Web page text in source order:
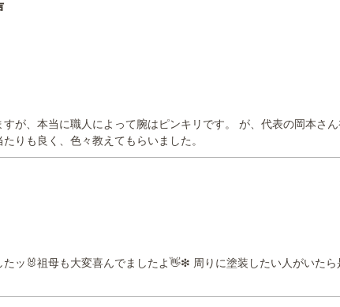
が、本当に職人によって腕はピンキリです。 が、代表の岡本さ
りも良く、色々教えてもらいました。
ッ🐰祖母も大変喜んでましたよ👋❇ 周りに塗装したい人がいた